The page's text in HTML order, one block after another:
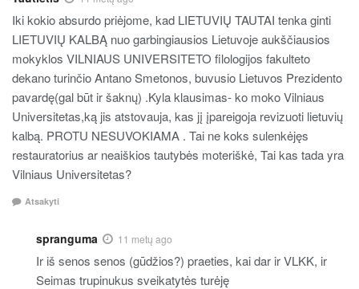
Iki kokio absurdo priėjome, kad LIETUVIŲ TAUTAI tenka ginti
LIETUVIŲ KALBĄ nuo garbingiausios Lietuvoje aukščiausios
mokyklos VILNIAUS UNIVERSITETO filologijos fakulteto
dekano turinčio Antano Smetonos, buvusio Lietuvos Prezidento
pavardę(gal būt ir šaknų) .Kyla klausimas- ko moko Vilniaus
Universitetas,ką jis atstovauja, kas jį įpareigoja revizuoti lietuvių
kalbą. PROTU NESUVOKIAMA . Tai ne koks sulenkėjęs
restauratorius ar neaiškios tautybės moteriškė, Tai kas tada yra
Vilniaus Universitetas?
Atsakyti
spranguma 11 metų ago
Ir iš senos senos (gūdžios?) praeties, kai dar ir VLKK, ir
Seimas trupinukus sveikatytės turėję